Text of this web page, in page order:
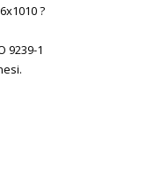
?
9239-1